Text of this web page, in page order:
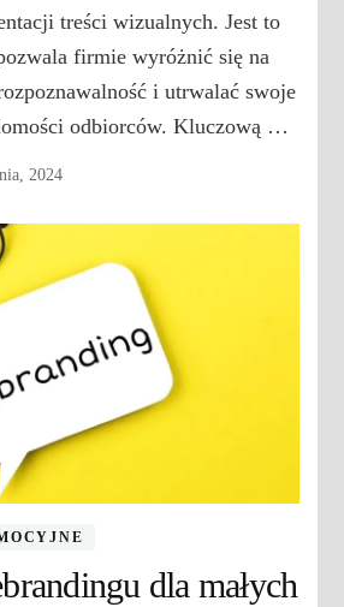
treści wizualnych. Jest to
firmie wyróżnić się na
i utrwalać swoje
odbiorców. Kluczową …
2024
dla małych